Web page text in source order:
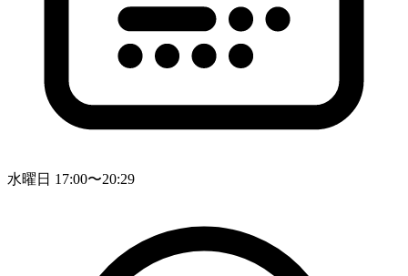
水曜日 17:00〜20:29